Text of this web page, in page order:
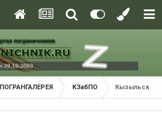
ПОГРАНГАЛЕРЕЯ КЗабПО Кызыльский